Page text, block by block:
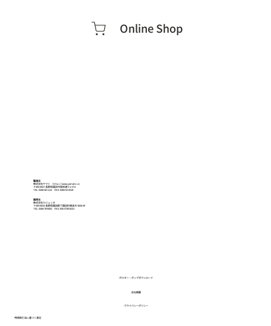
製造元
株式会社ヤマトhttp://www.yamato.cc
〒392-0027 長野県諏訪市湖岸通り1-17-5
TEL: 0266-58-1112 FAX: 0266-52-4314
販売元
株式会社カジュッタ
〒393-0033 長野県諏訪郡下諏訪町東高木 9050-3F
TEL: 0266-78-6002 FAX: 050-3730-8231
Online Shop
-ポスター・ポップダウンロード
-会社概要
-プライバシーポリシー
-特商取引法に基づく表記